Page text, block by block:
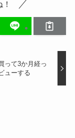
って3か月経っ
ューする